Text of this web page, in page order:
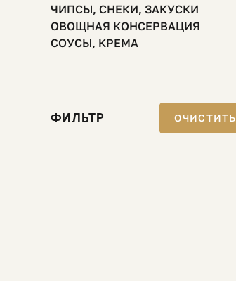
ЧИПСЫ, СНЕКИ, ЗАКУСКИ
ОВОЩНАЯ КОНСЕРВАЦИЯ
СОУСЫ, КРЕМА
ФИЛЬТР ОЧИСТИТЬ